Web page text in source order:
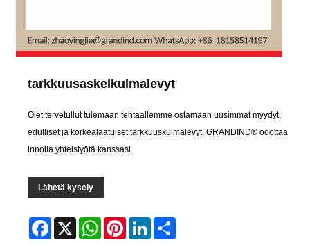
tarkkuusaskelkulmalevyt
Olet tervetullut tulemaan tehtaallemme ostamaan uusimmat myydyt,
edulliset ja korkealaatuiset tarkkuuskulmalevyt, GRANDIND® odottaa
innolla yhteistyötä kanssasi.
Lähetä kysely
Facebook WhatsAppPinterestLinkedIn